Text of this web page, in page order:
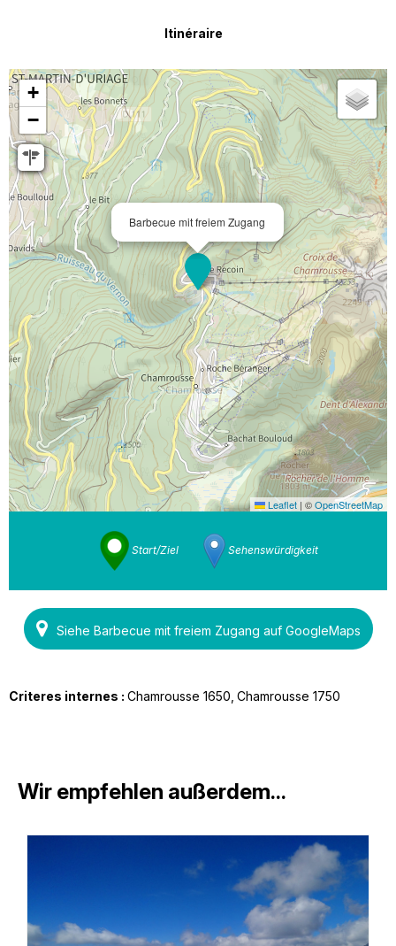
Itinéraire
Barbecue mit freiem Zugang
+
−
Leaflet | ©OpenStreetMap
Start/Ziel Sehenswürdigkeit
Siehe Barbecue mit freiem Zugang auf GoogleMaps
Criteres internes : Chamrousse 1650 Chamrousse 1750
Wir empfehlen außerdem...